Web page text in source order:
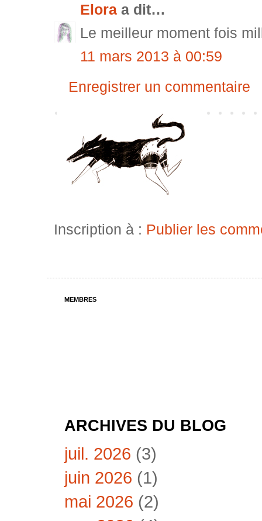
Elora a dit…
Le meilleur moment fois
11 mars 2013 à 00:59
Enregistrer un commentaire
Inscription à : Publier les
MEMBRES
ARCHIVES DU BLOG
juil. 2026 (3)
juin 2026 (1)
mai 2026 (2)